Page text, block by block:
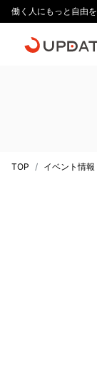
働く人にもっと自由
TOP イベント情報